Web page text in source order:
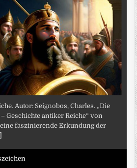
Autor: Seignobos, Charles. „Die
Geschichte antiker Reiche“ von
faszinierende Erkundung der